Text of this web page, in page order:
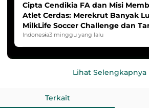
Cipta Cendikia FA dan Misi
Atlet Cerdas: Merekrut Banyak
MilkLife Soccer Challenge dan
HYDROPLUS Soccer League
Indonesia3 minggu yang lalu
Lihat Selengkapnya
Terkait